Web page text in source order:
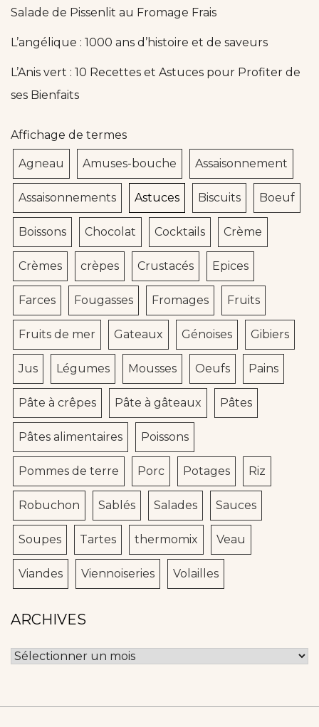
Salade de Pissenlit au Fromage Frais
L’angélique : 1000 ans d’histoire et de saveurs
L’Anis vert : 10 Recettes et Astuces pour Profiter de
ses Bienfaits
Affichage de termes
Agneau Amuses-bouche Assaisonnement
Assaisonnements Astuces Biscuits Boeuf
Boissons Chocolat Cocktails Crème
Crèmes crèpes Crustacés Epices
Farces Fougasses Fromages Fruits
Fruits de mer Gateaux Génoises Gibiers
Jus Légumes Mousses Oeufs Pains
Pâte à crêpes Pâte à gâteaux Pâtes
Pâtes alimentaires Poissons
Pommes de terre Porc Potages Riz
Robuchon Sablés Salades Sauces
Soupes Tartes thermomix Veau
Viandes Viennoiseries Volailles
ARCHIVES
Archives